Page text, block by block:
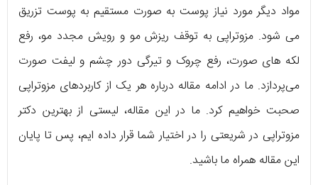
مواد دیگر مورد نیاز پوست به صورت مستقیم به پوست تزریق
می شود. مزوتراپی به توقف ریزش مو و رویش مجدد مو، رفع
لکه های صورت، رفع چروک و تیرگی دور چشم و لیفت صورت
می‌پردازد. ما در ادامه مقاله درباره هر یک از کاربردهای مزوتراپی
صحبت خواهیم کرد. ما در این مقاله، لیستی از بهترین دکتر
مزوتراپی در شریعتی را در اختیار شما قرار داده ایم، پس تا پایان
این مقاله همراه ما باشید.